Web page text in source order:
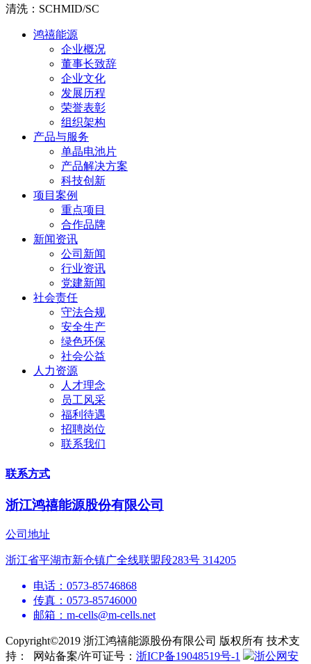
清洗：SCHMID/SC
鸿禧能源
企业概况
董事长致辞
企业文化
发展历程
荣誉表彰
组织架构
产品与服务
单晶电池片
产品解决方案
科技创新
项目案例
重点项目
合作品牌
新闻资讯
公司新闻
行业资讯
党建新闻
社会责任
守法合规
安全生产
绿色环保
社会公益
人力资源
人才理念
员工风采
福利待遇
招聘岗位
联系我们
联系方式
浙江鸿禧能源股份有限公司
公司地址
浙江省平湖市新仓镇广全线联盟段283号 314205
电话：0573-85746868
传真：0573-85746000
邮箱：m-cells@m-cells.net
Copyright©2019 浙江鸿禧能源股份有限公司 版权所有 技术支
持：
网站备案/许可证号： 浙ICP备19048519号-1 浙公网安